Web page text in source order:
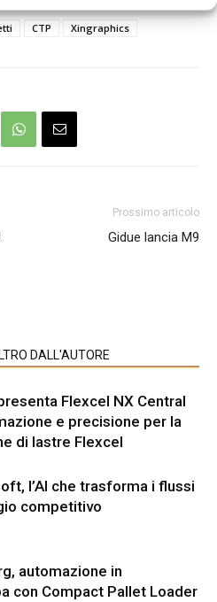
CTP Xingraphics
Prossimo articolo
Gidue lancia M9
DALL'AUTORE
Flexcel NX Central
e precisione per la
di lastre Flexcel
l’AI che trasforma i flussi
competitivo
automazione in
con Compact Pallet Loader